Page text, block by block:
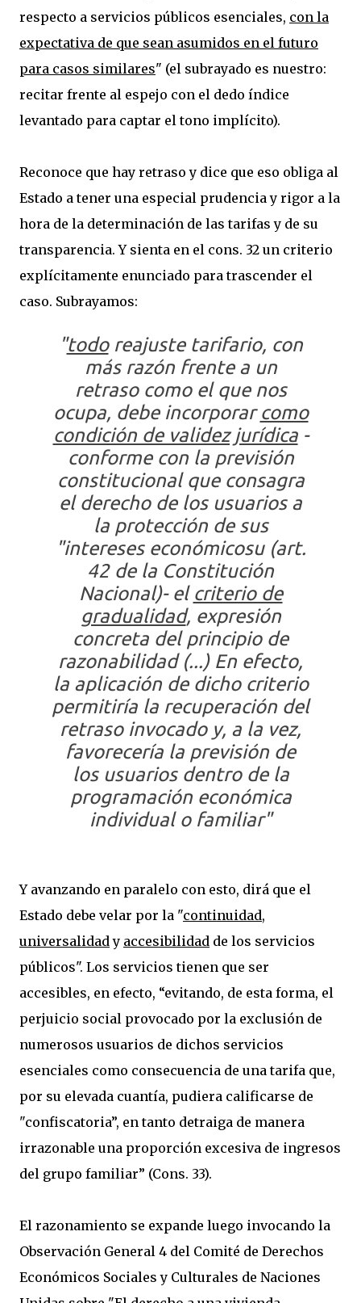
respecto a servicios públicos esenciales, con la
expectativa de que sean asumidos en el futuro
para casos similares" (el subrayado es nuestro:
recitar frente al espejo con el dedo índice
levantado para captar el tono implícito).
Reconoce que hay retraso y dice que eso obliga al
Estado a tener una especial prudencia y rigor a la
hora de la determinación de las tarifas y de su
transparencia. Y sienta en el cons. 32 un criterio
explícitamente enunciado para trascender el
caso. Subrayamos:
"todoreajuste tarifario, con
más razón frente a un
retraso como el que nos
ocupa, debe incorporarcomo
condición de validez jurídica-
conforme con la previsión
constitucional que consagra
el derecho de los usuarios a
la protección de sus
"intereses económicosu (art.
42 de la Constitución
Nacional)- el criterio de
gradualidad, expresión
concreta del principio de
razonabilidad(...) En efecto,
la aplicación de dicho criterio
permitiría la recuperación del
retraso invocado y, a la vez,
favorecería la previsión de
los usuarios dentro de la
programación económica
individual o familiar"
Y avanzando en paralelo con esto, dirá que el
Estado debe velar por la "continuidad,
universalidady accesibilidad de los servicios
públicos". Los servicios tienen que ser
accesibles, en efecto, “evitando, de esta forma, el
perjuicio social provocado por la exclusión de
numerosos usuarios de dichos servicios
esenciales como consecuencia de una tarifa que,
por su elevada cuantía, pudiera calificarse de
"confiscatoria”, en tanto detraiga de manera
irrazonable una proporción excesiva de ingresos
del grupo familiar” (Cons. 33).
El razonamiento se expande luego invocando la
Observación General 4 del Comité de Derechos
Económicos Sociales y Culturales de Naciones